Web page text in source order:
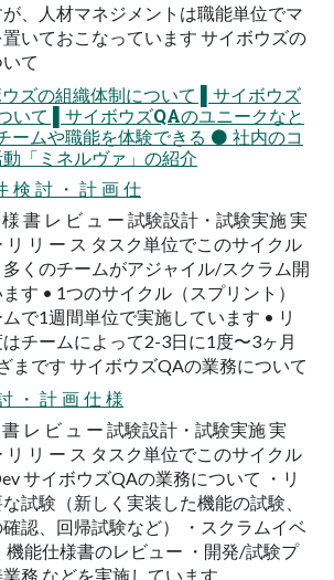
、人材マネジメントは職能単位でマ
いておこなっています サイボウズの
て
ズの組織体制について ▌サイボウズ
いて ▌サイボウズQAのユニークなと
ームや職能を体験できる ⚫ 社内のコ
「ミネルヴァ」の紹介
検 討 ・ 計 画 仕
書 レ ビ ュ ー 試験設計・試験実施 実
リ リ ー ス タスク単位でこのサイクル
くのチームがアジャイル/スクラム開
す • 1つのサイクル（スプリント）
で1週間単位で実施しています • リ
チームによって2-3日に1度〜3ヶ月
まです サイボウズQAの業務について
・ 計 画 仕 様
レ ビ ュ ー 試験設計・試験実施 実
リ リ ー ス タスク単位でこのサイクル
サイボウズQAの業務について ・リ
試験（新しく実装した機能の試験、
認、回帰試験など） ・スクラムイベ
機能仕様書のレビュー ・開発/試験プ
務 などを実施しています